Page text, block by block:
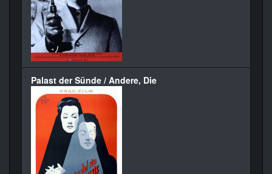
Palast der Sünde / Andere, Die